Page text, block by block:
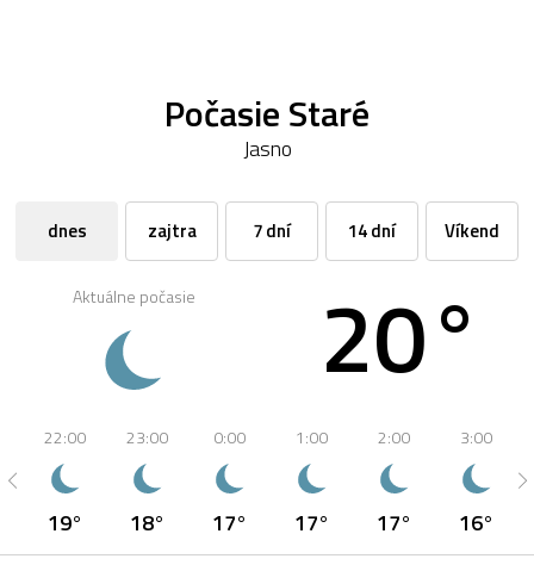
Počasie Staré
Jasno
dnes zajtra 7 dní 14 dní Víkend
Aktuálne počasie 20°
22:00
19°
23:00
18°
0:00
17°
1:00
17°
2:00
17°
3:00
16°